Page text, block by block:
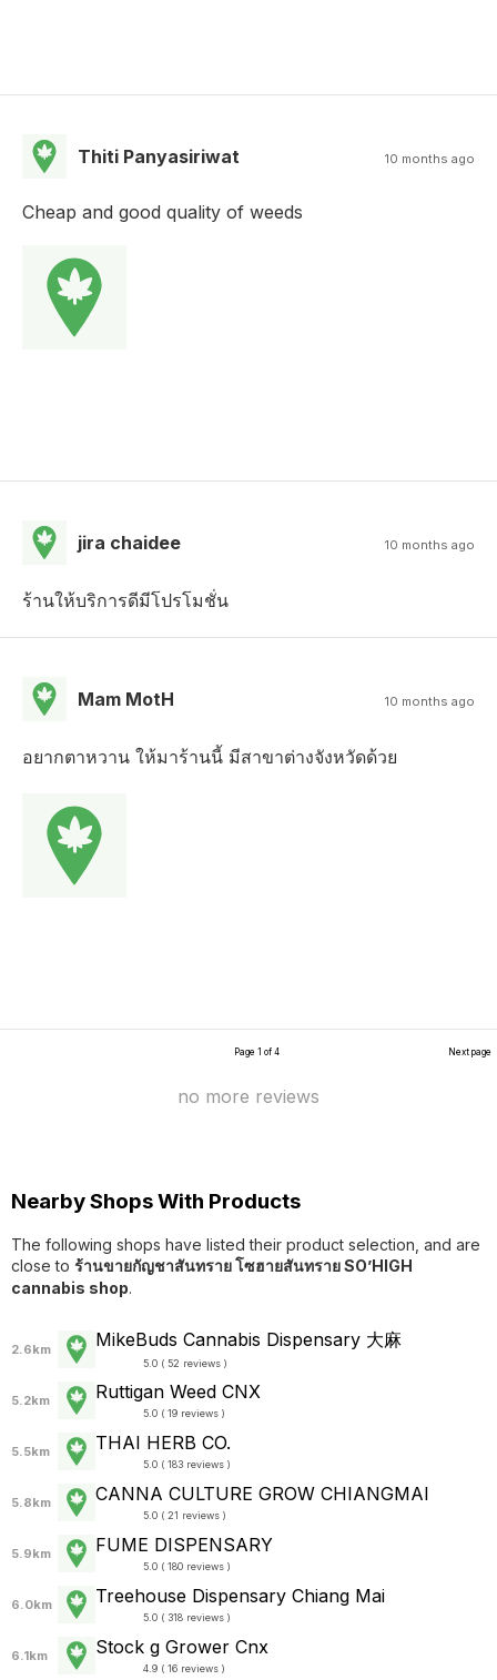
Thiti Panyasiriwat 10 months ago
Cheap and good quality of weeds
jira chaidee 10 months ago
ร้านให้บริการดีมีโปรโมชั่น
Mam MotH 10 months ago
อยากตาหวาน ให้มาร้านนี้ มีสาขาต่างจังหวัดด้วย
Page 1 of 4 Next page
no more reviews
Nearby Shops With Products
The following shops have listed their product selection, and are
close to ร้านขายกัญชาสันทราย โซฮายสันทราย SO’HIGH
cannabis shop.
2.6km MikeBuds Cannabis Dispensary 大麻
5.0 ( 52 reviews )
5.2km Ruttigan Weed CNX
5.0 ( 19 reviews )
5.5km THAI HERB CO.
5.0 ( 183 reviews )
5.8km CANNA CULTURE GROW CHIANGMAI
5.0 ( 21 reviews )
5.9km FUME DISPENSARY
5.0 ( 180 reviews )
6.0km Treehouse Dispensary Chiang Mai
5.0 ( 318 reviews )
6.1km Stock g Grower Cnx
4.9 ( 16 reviews )